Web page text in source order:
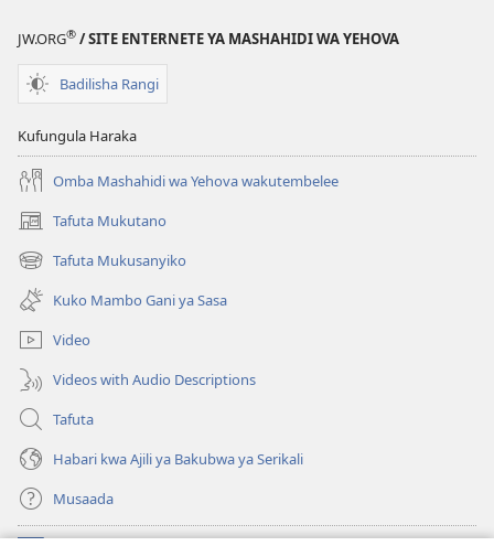
JW.ORG® / SITE ENTERNETE YA MASHAHIDI WA YEHOVA
Badilisha Rangi
Kufungula Haraka
Omba Mashahidi wa Yehova wakutembelee
Tafuta Mukutano
(opens
new
window)
Tafuta Mukusanyiko
(opens
new
window)
Kuko Mambo Gani ya Sasa
Video
Videos with Audio Descriptions
Tafuta
Habari kwa Ajili ya Bakubwa ya Serikali
Musaada